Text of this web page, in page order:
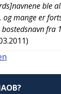
ble
og mange er
bostedsnavn fra
)